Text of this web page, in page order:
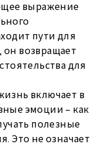
выражение
пути для
возвращает
для
включает в
эмоции – как
полезные
Это не означает